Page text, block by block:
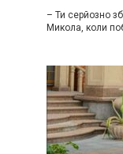
– Ти серйозно
Микола, коли